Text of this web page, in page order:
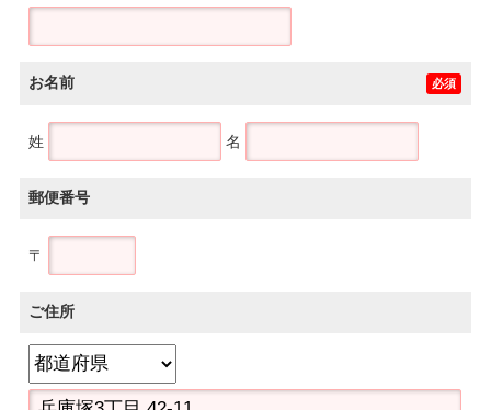
お名前 必須
姓 名
郵便番号
〒
ご住所